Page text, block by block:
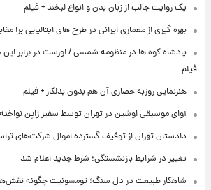
یک روایت جالب از زبان بدن و انواع لبخند + فیلم
بهره گیری از معماری ایرانی در طرح های ایتالیایی برا
پادشاه کوه ها در منظومه شمسی / اورست در برابر
فیلم
هنرنمایی روزبه حصاری آن هم بدون بدلکار + فیلم
آوای موسیقی اوشین در تهران توسط سفیر ژاپن
دادستان تهران از توقیف گسترده اموال شرکت‌های
تغییر در شرایط بازنشستگی؛ شرط جدید اعلام شد
شاهکار طبیعت در دل سنگ؛ تومسونیت چگونه